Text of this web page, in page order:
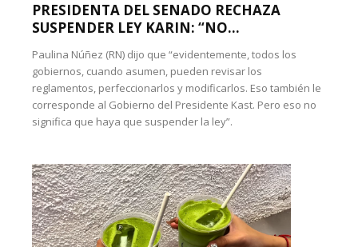
PRESIDENTA DEL SENADO RECHAZA
SUSPENDER LEY KARIN: “NO...
Paulina Núñez (RN) dijo que “evidentemente, todos los
gobiernos, cuando asumen, pueden revisar los
reglamentos, perfeccionarlos y modificarlos. Eso también le
corresponde al Gobierno del Presidente Kast. Pero eso no
significa que haya que suspender la ley”.